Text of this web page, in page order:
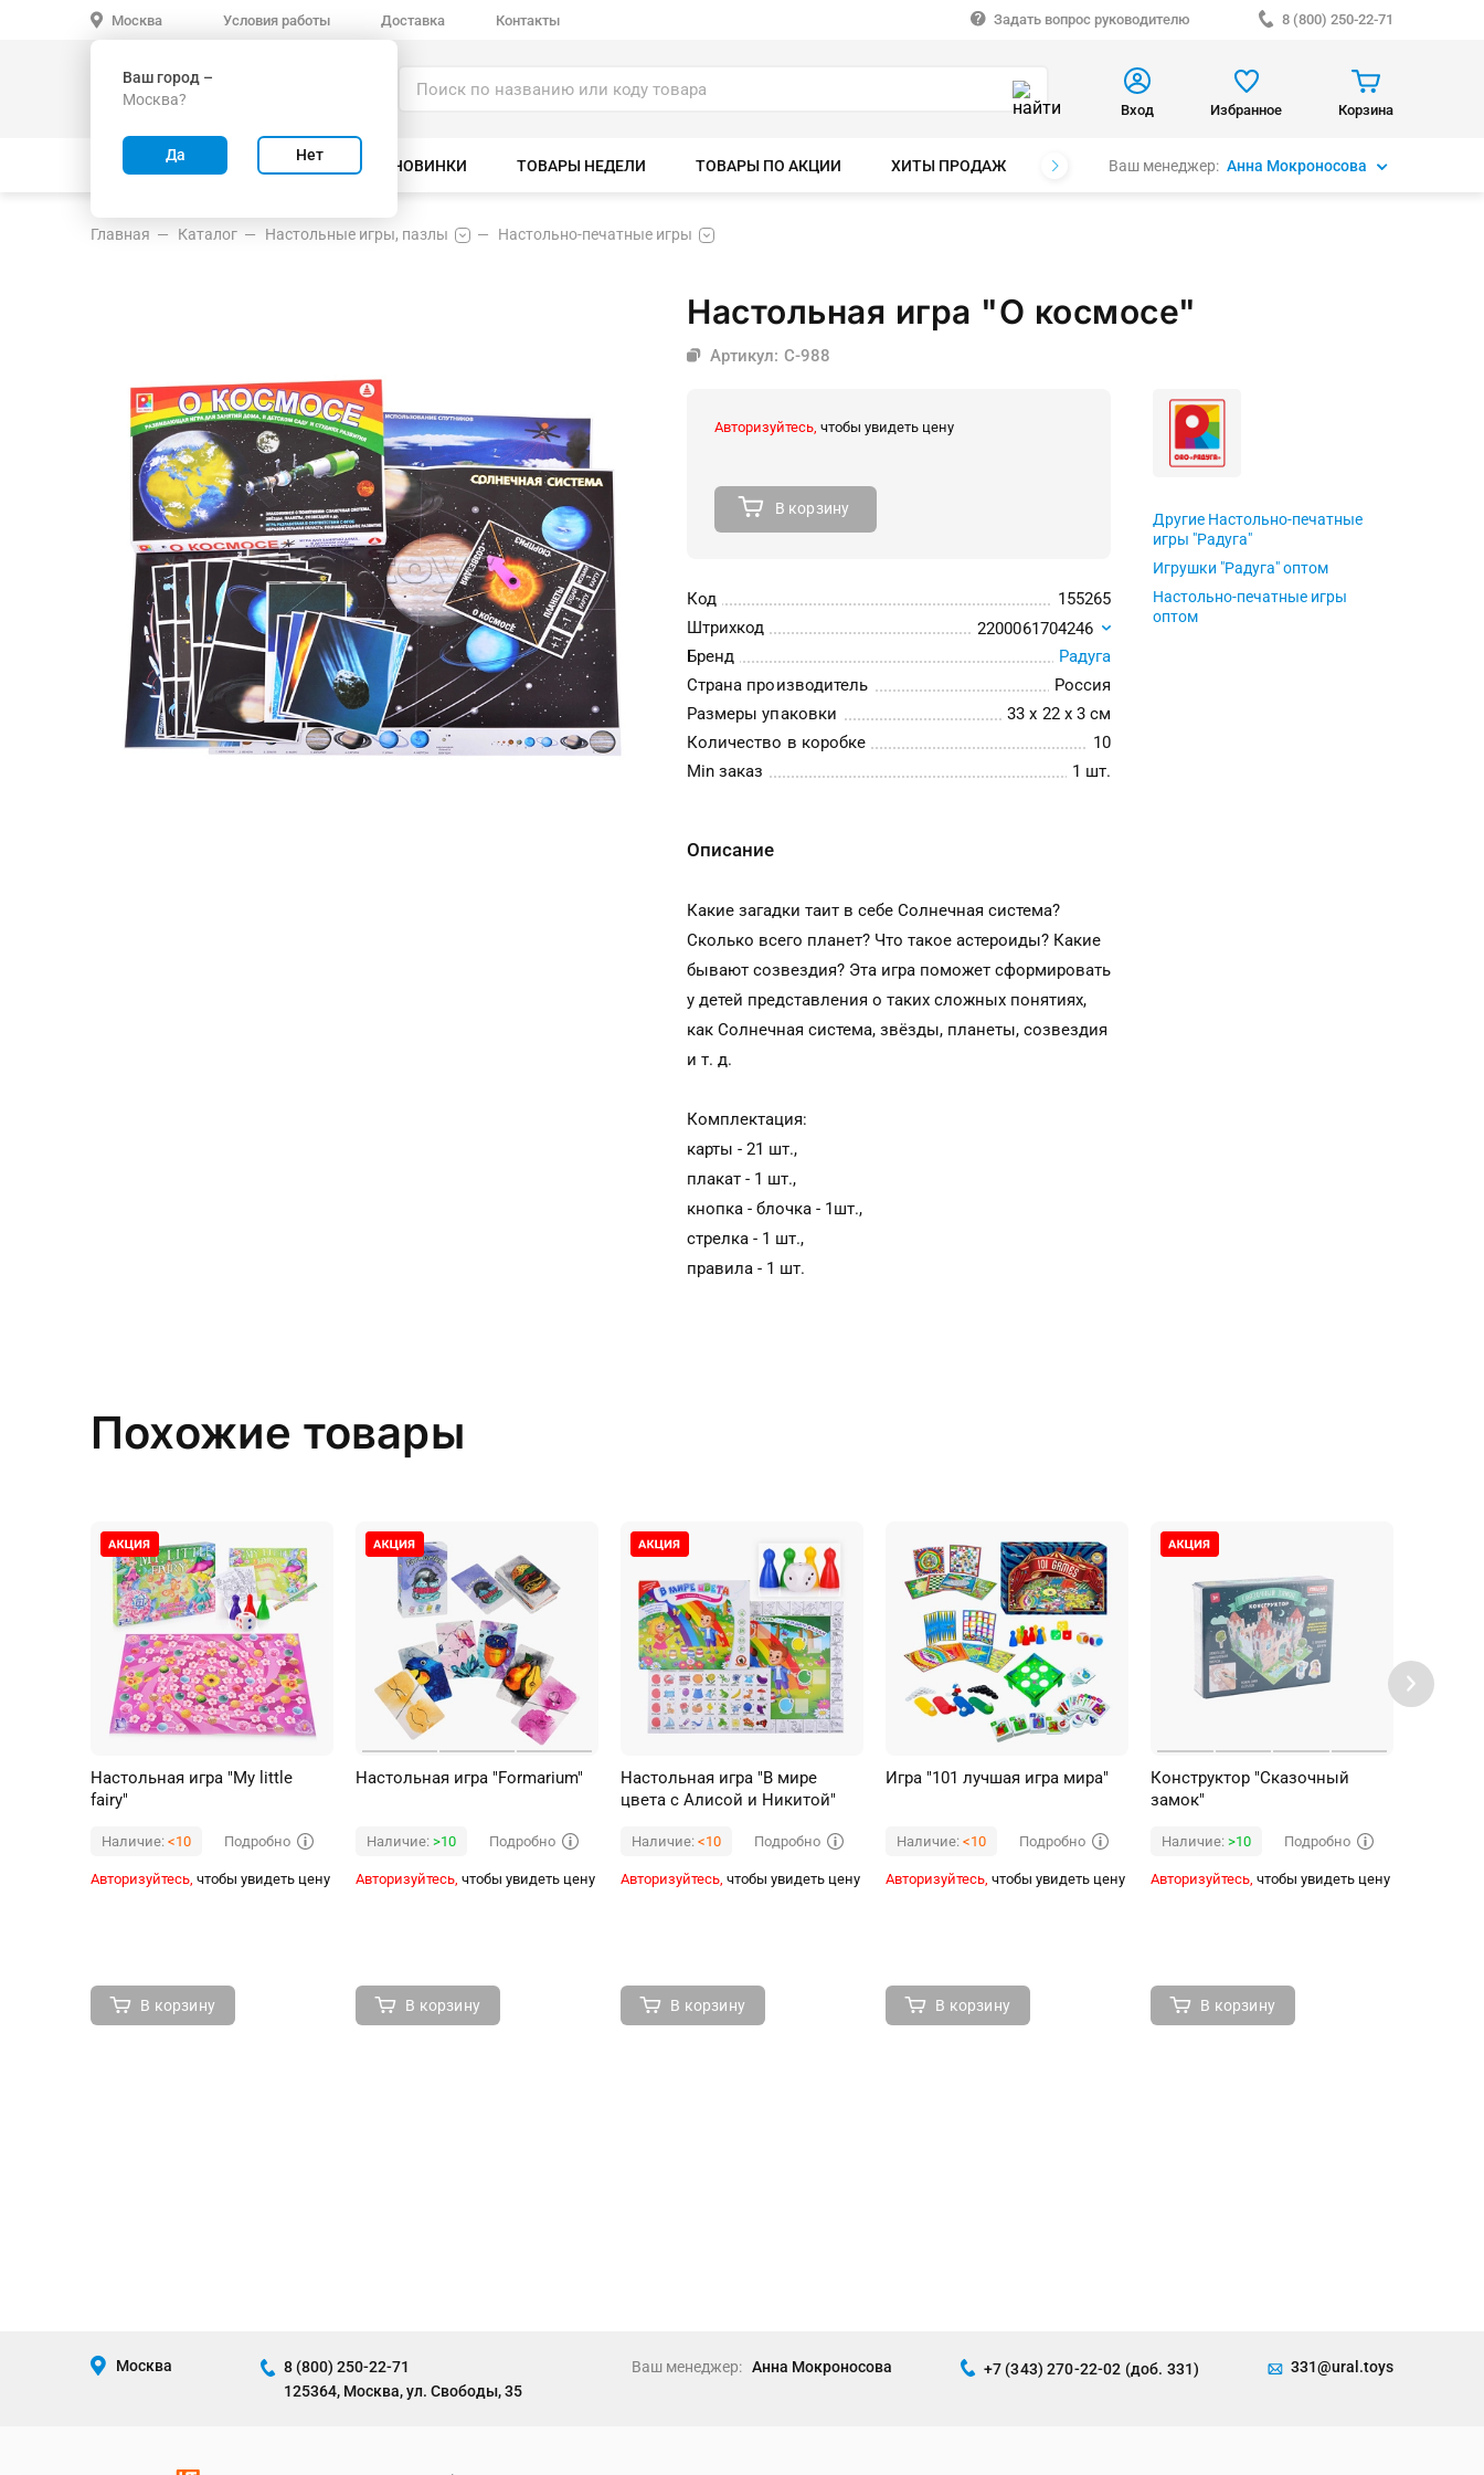
Москва
Ваш город –
Москва?
Да Нет
Условия работы Доставка Контакты Задать вопрос руководителю 8 (800) 250-22-71
Вход Избранное Корзина
ВСЕ ТОВАРЫ ВЕЛОСИПЕДЫ НОВИНКИ ТОВАРЫ НЕДЕЛИ ТОВАРЫ ПО АКЦИИ ХИТЫ ПРОДАЖ БРЕНДЫВаш менеджер: Анна Мокроносова
Главная Каталог Настольные игры, пазлы Настольно-печатные игры
Настольная игра "О космосе"
Артикул: С-988
Авторизуйтесь, чтобы увидеть цену
В корзину
Код
155265
Штрихкод
2200061704246
Бренд
Радуга
Страна производитель
Россия
Размеры упаковки
33 x 22 x 3 см
Количество в коробке
10
Min заказ
1 шт.
Описание
Какие загадки таит в себе Солнечная система?
Сколько всего планет? Что такое астероиды? Какие
бывают созвездия? Эта игра поможет сформировать
у детей представления о таких сложных понятиях,
как Солнечная система, звёзды, планеты, созвездия
и т. д.
Комплектация:
карты - 21 шт.,
плакат - 1 шт.,
кнопка - блочка - 1шт.,
стрелка - 1 шт.,
правила - 1 шт.
Другие Настольно-печатные
игры "Радуга"
Игрушки "Радуга" оптом
Настольно-печатные игры
оптом
Похожие товары
Настольная игра "My little
fairy"
Наличие: <10 Подробно
Авторизуйтесь, чтобы увидеть цену
В корзину
Настольная игра "Formarium"
Наличие: >10 Подробно
Авторизуйтесь, чтобы увидеть цену
В корзину
Настольная игра "В мире
цвета с Алисой и Никитой"
Наличие: <10 Подробно
Авторизуйтесь, чтобы увидеть цену
В корзину
Игра "101 лучшая игра мира"
Наличие: <10 Подробно
Авторизуйтесь, чтобы увидеть цену
В корзину
Конструктор "Сказочный
замок"
Наличие: >10 Подробно
Авторизуйтесь, чтобы увидеть цену
В корзину
Москва
8 (800) 250-22-71
125364, Москва, ул. Свободы, 35
Ваш менеджер: Анна Мокроносова +7 (343) 270-22-02 (доб. 331) 331@ural.toys